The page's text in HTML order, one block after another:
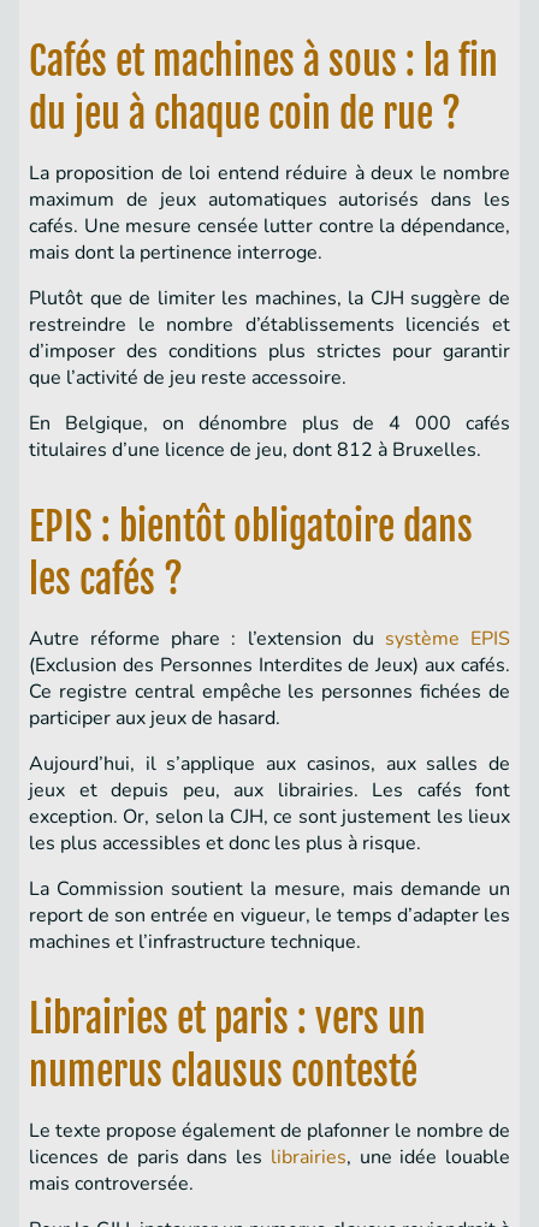
Cafés et machines à sous : la fin
du jeu à chaque coin de rue ?
La proposition de loi entend réduire à deux le nombre
maximum de jeux automatiques autorisés dans les
cafés. Une mesure censée lutter contre la dépendance,
mais dont la pertinence interroge.
Plutôt que de limiter les machines, la CJH suggère de
restreindre le nombre d’établissements licenciés et
d’imposer des conditions plus strictes pour garantir
que l’activité de jeu reste accessoire.
En Belgique, on dénombre plus de 4 000 cafés
titulaires d’une licence de jeu, dont 812 à Bruxelles.
EPIS : bientôt obligatoire dans
les cafés ?
Autre réforme phare : l’extension du système EPIS
(Exclusion des Personnes Interdites de Jeux) aux cafés.
Ce registre central empêche les personnes fichées de
participer aux jeux de hasard.
Aujourd’hui, il s’applique aux casinos, aux salles de
jeux et depuis peu, aux librairies. Les cafés font
exception. Or, selon la CJH, ce sont justement les lieux
les plus accessibles et donc les plus à risque.
La Commission soutient la mesure, mais demande un
report de son entrée en vigueur, le temps d’adapter les
machines et l’infrastructure technique.
Librairies et paris : vers un
numerus clausus contesté
Le texte propose également de plafonner le nombre de
licences de paris dans les librairies, une idée louable
mais controversée.